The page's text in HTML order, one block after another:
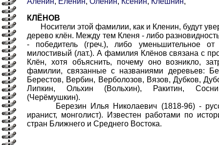
КЛЁНОВ
Носители этой фамилии, как и Кленин, будут
дерево клён. Между тем Кленя - либо
- победитель (греч.), либо уменьшительное
милостивый (лат.). А фамилия Клёнов связана с
Клён, хотя объяснить, почему оно возникло,
фамилии, связанные с названиями деревьев:
Берестов, Вербин, Верболозов, Вязов, Дубков,
Липкин, Ольхин (Вольхин), Ракитин,
(Черёмушкин).
Березин Илья Николаевич (1818-96) -
иранист, монголист). Известен работами по
стран Ближнего и Среднего Востока.